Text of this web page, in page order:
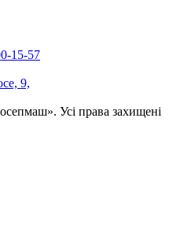
15-57
9,
Усі права захищені